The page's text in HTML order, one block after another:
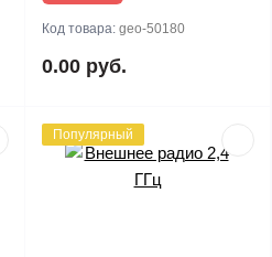
Код товара: geo-50180
0.00 руб.
Популярный